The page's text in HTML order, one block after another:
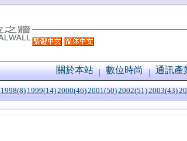
關於本站 數位時尚 通訊產
1998(8) 1999(14)2000(46)2001(50)2002(51)2003(43)